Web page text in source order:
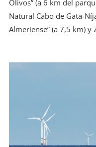
Olivos” (a 6 km del
Natural Cabo de Gata-
Almeriense” (a 7,5 km) y